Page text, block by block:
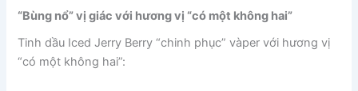
“Bùng nổ” vị giác với hương vị “có một không hai”
Tinh dầu Iced Jerry Berry “chinh phục” vàper với hương vị
“có một không hai”: